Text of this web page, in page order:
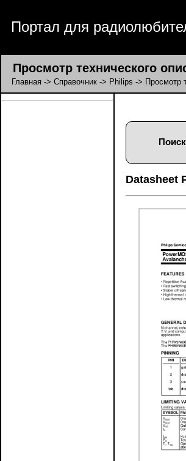
Портал для
Просмотр технического
Главная -> Справочник -> Philips -> Просмотр
Datasheet